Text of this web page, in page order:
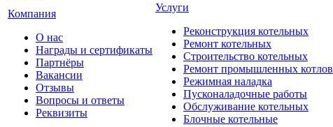
Компания
О нас
Награды и сертификаты
Партнёры
Вакансии
Отзывы
Вопросы и ответы
Реквизиты
Услуги
Реконструкция котельных
Ремонт котельных
Строительство котельных
Ремонт промышленных котлов
Режимная наладка
Пусконаладочные работы
Обслуживание котельных
Блочные котельные